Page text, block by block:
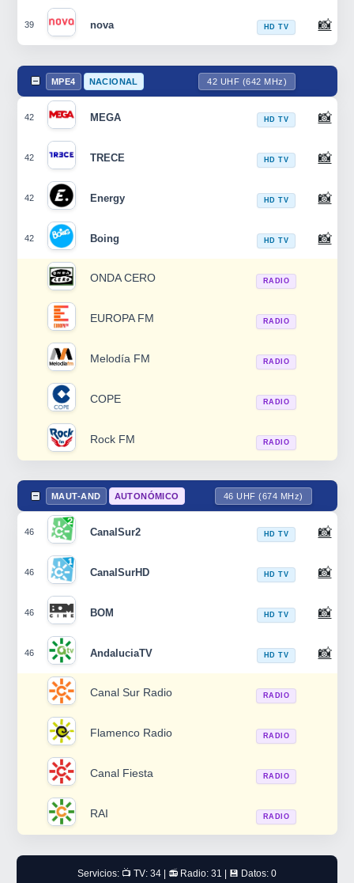
39 nova HD TV 📸
MPE4 NACIONAL 42 UHF (642 MHz)
42 MEGA HD TV 📸
42 TRECE HD TV 📸
42 Energy HD TV 📸
42 Boing HD TV 📸
ONDA CERO RADIO
EUROPA FM RADIO
Melodía FM RADIO
COPE RADIO
Rock FM RADIO
MAUT-AND AUTONÓMICO 46 UHF (674 MHz)
46 CanalSur2 HD TV 📸
46 CanalSurHD HD TV 📸
46 BOM HD TV 📸
46 AndaluciaTV HD TV 📸
Canal Sur Radio RADIO
Flamenco Radio RADIO
Canal Fiesta RADIO
RAI RADIO
Servicios: 📺 TV: 34 | 📻 Radio: 31 | 💾 Datos: 0